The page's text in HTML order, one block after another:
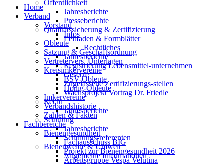
Öffentlichkeit
Jahresberichte
Presseberichte
Qualitätssicherung & Zertifizierung
Leitfaden & Formblätter
Rechtliches
Jahresberichte
Registrierung Lebensmittel-unternehmen
Gesetze
Zugelassene Zertifizierungs-stellen
Wachsprojekt Vortrag Dr. Friedle
Recht
Jahresberichte
Schulung
Jahresberichte
Schulungs-referenten
Bienenweide & Umwelt
Allgemeine Informationen
Home
Verband
Vorstand
Infos
Obleute
Satzung & Geschäftsordnung
Vertretervers. Unterlagen
Kreisimkervereine
BSV-Obleute
Honig-Obleute
Imkervereine
Verbandshistorie
Zahlen & Fakten
Fachbereiche
Bienengesundheit
Fachausschuss BIG
Projekt zur Bienengesundheit 2026
Arbeitsgruppe Vespa Velutina